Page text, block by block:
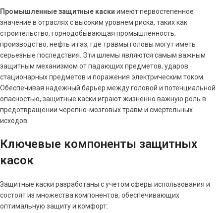
Промышленные защитные каски имеют первостепенное
значение в отраслях с высоким уровнем риска, таких как
строительство, горнодобывающая промышленность,
производство, нефть и газ, где травмы головы могут иметь
серьезные последствия. Эти шлемы являются самым важным
защитным механизмом от падающих предметов, ударов
стационарных предметов и поражения электрическим током.
Обеспечивая надежный барьер между головой и потенциальной
опасностью, защитные каски играют жизненно важную роль в
предотвращении черепно-мозговых травм и смертельных
исходов.
Ключевые компоненты защитных
касок
Защитные каски разработаны с учетом сферы использования и
состоят из множества компонентов, обеспечивающих
оптимальную защиту и комфорт: